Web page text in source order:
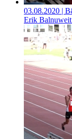
03.08.2020 |
Erik Balnuweit